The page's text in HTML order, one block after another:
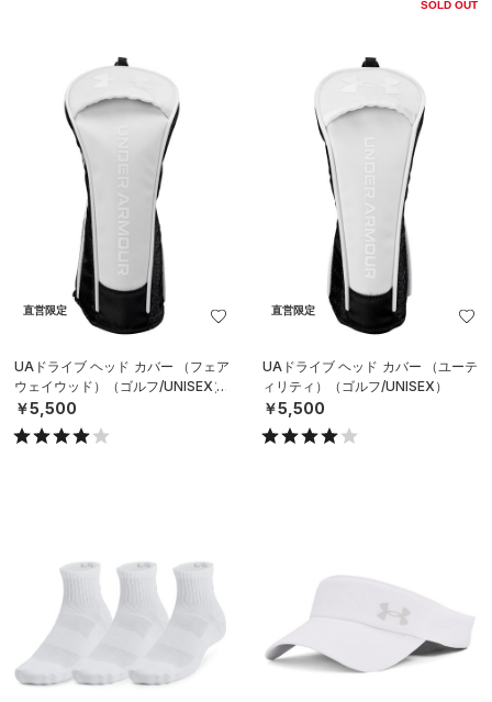
SOLD OUT
直営限定
UAドライブ ヘッド カバー （フェア
ウェイウッド）（ゴルフ/UNISEX）
￥5,500
直営限定
UAドライブ ヘッド カバー （ユーテ
ィリティ）（ゴルフ/UNISEX）
￥5,500